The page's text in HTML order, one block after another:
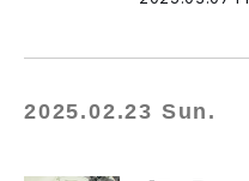
2025.02.23 Sun.